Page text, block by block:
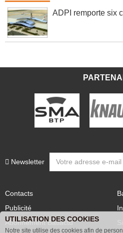
ADPI remporte six
Newsletter
Contacts
Publicité
Abonnement Batiactu
UTILISATION DES COOKIES
Notre site utilise des cookies afin de